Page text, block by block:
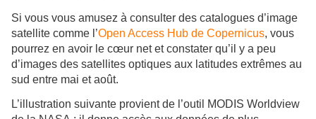
Si vous vous amusez à consulter des catalogues d’image
satellite comme l’Open Access Hub de Copernicus, vous
pourrez en avoir le cœur net et constater qu’il y a peu
d’images des satellites optiques aux latitudes extrêmes au
sud entre mai et août.
L’illustration suivante provient de l’outil MODIS Worldview